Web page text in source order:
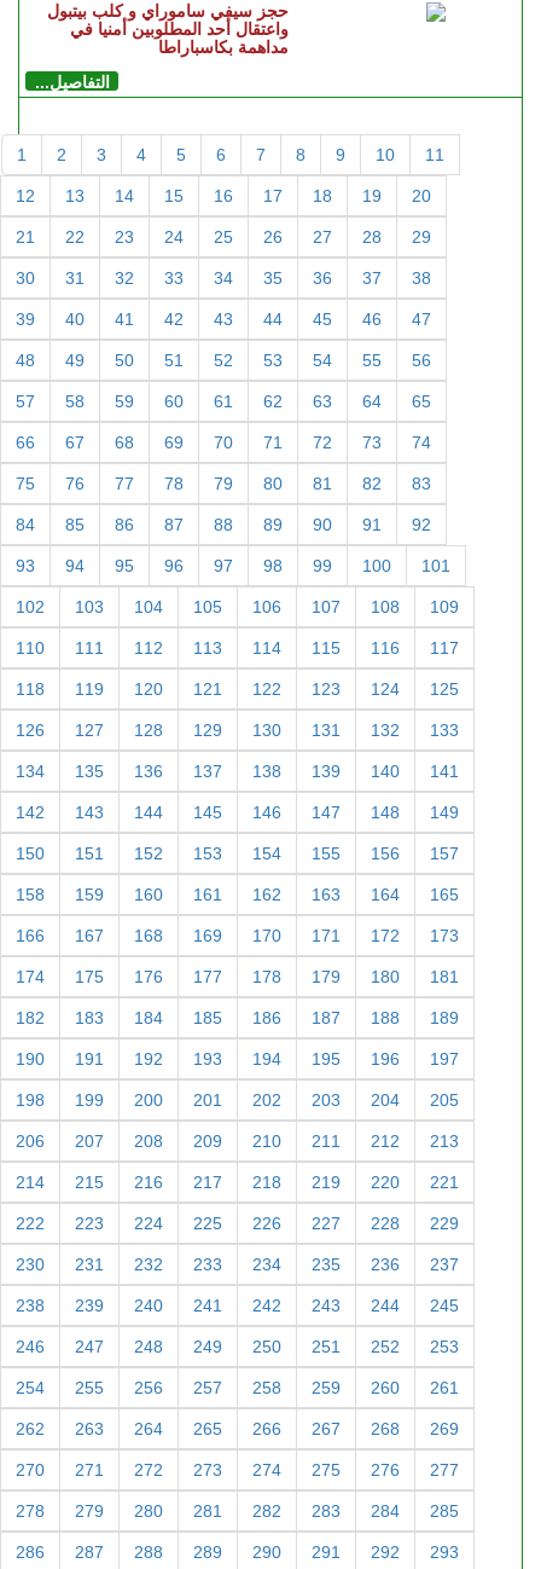
حجز سيفي ساموراي و كلب بيتبول
واعتقال أحد المطلوبين أمنيا في
مداهمة بكاسباراطا
التفاصيل...
1 2 3 4 5 6 7 8 9 10 11
12 13 14 15 16 17 18 19 20
21 22 23 24 25 26 27 28 29
30 31 32 33 34 35 36 37 38
39 40 41 42 43 44 45 46 47
48 49 50 51 52 53 54 55 56
57 58 59 60 61 62 63 64 65
66 67 68 69 70 71 72 73 74
75 76 77 78 79 80 81 82 83
84 85 86 87 88 89 90 91 92
93 94 95 96 97 98 99 100 101
102 103 104 105 106 107 108 109
110 111 112 113 114 115 116 117
118 119 120 121 122 123 124 125
126 127 128 129 130 131 132 133
134 135 136 137 138 139 140 141
142 143 144 145 146 147 148 149
150 151 152 153 154 155 156 157
158 159 160 161 162 163 164 165
166 167 168 169 170 171 172 173
174 175 176 177 178 179 180 181
182 183 184 185 186 187 188 189
190 191 192 193 194 195 196 197
198 199 200 201 202 203 204 205
206 207 208 209 210 211 212 213
214 215 216 217 218 219 220 221
222 223 224 225 226 227 228 229
230 231 232 233 234 235 236 237
238 239 240 241 242 243 244 245
246 247 248 249 250 251 252 253
254 255 256 257 258 259 260 261
262 263 264 265 266 267 268 269
270 271 272 273 274 275 276 277
278 279 280 281 282 283 284 285
286 287 288 289 290 291 292 293